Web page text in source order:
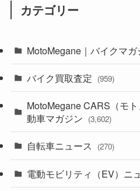
カテゴリー
MotoMegane｜バイクマガ
(44)
(1,241)
(637)
(118) (252)
(306)
(6,954)
バイク買取査定 (959)
MotoMegane CARS（モ
動車マガジン (3,602)
(185)
自転車ニュース (270)
(54)
電動モビリティ（EV）ニ